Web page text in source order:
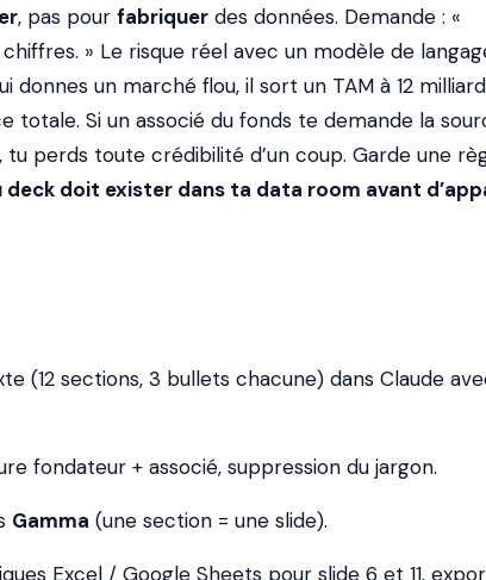
, pas pour fabriquer des données. Demande : «
» Le risque réel avec un modèle de
donnes un marché flou, il sort un TAM à 12
totale. Si un associé du fonds te demande la
tu perds toute crédibilité d’un coup. Garde une
deck doit exister dans ta data room avant
(12 sections, 3 bullets chacune) dans Claude
fondateur + associé, suppression du jargon.
Gamma (une section = une slide).
Excel / Google Sheets pour slide 6 et 11,